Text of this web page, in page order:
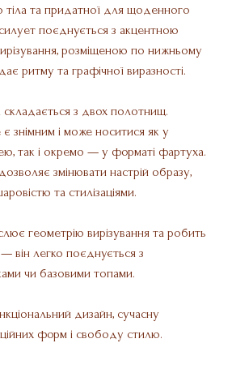
тіла та придатної для щоденного
поєднується з акцентною
розміщеною по нижньому
ритму та графічної виразності.
складається з двох полотнищ.
знімним і може носитися як у
так і окремо — у форматі фартуха.
змінювати настрій образу,
та стилізаціями.
геометрію вирізування та робить
він легко поєднується з
чи базовими топами.
дизайн, сучасну
форм і свободу стилю.